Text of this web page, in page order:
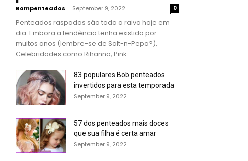
Bompenteados - September 9, 2022 0
Penteados raspados são toda a raiva hoje em
dia. Embora a tendência tenha existido por
muitos anos (lembre-se de Salt-n-Pepa?),
Celebridades como Rihanna, Pink...
83 populares Bob penteados
invertidos para esta temporada
September 9, 2022
57 dos penteados mais doces
que sua filha é certa amar
September 9, 2022